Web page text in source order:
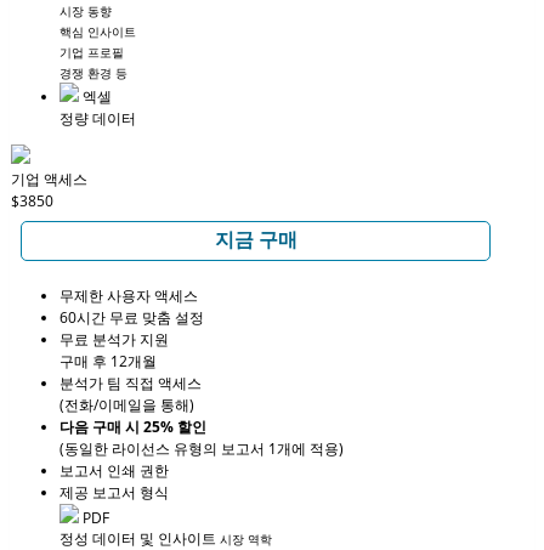
시장 동향
핵심 인사이트
기업 프로필
경쟁 환경 등
엑셀
정량 데이터
기업 액세스
$3850
지금 구매
무제한 사용자 액세스
60시간 무료 맞춤 설정
무료 분석가 지원
구매 후 12개월
분석가 팀 직접 액세스
(전화/이메일을 통해)
다음 구매 시 25% 할인
(동일한 라이선스 유형의 보고서 1개에 적용)
보고서 인쇄 권한
제공 보고서 형식
PDF
정성 데이터 및 인사이트 시장 역학